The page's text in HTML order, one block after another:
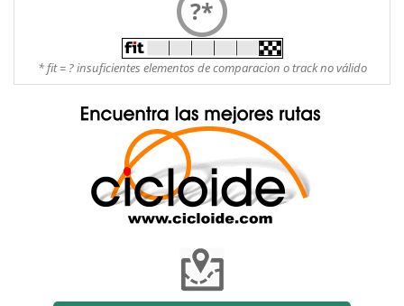
?*
* fit = ? insuficientes elementos de comparacion o track no válido